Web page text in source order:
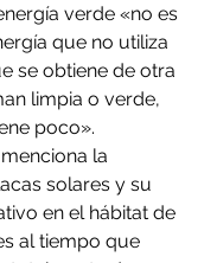
verde «no es
que no utiliza
se obtiene de otra
limpia o verde,
poco».
la
solares y su
en el hábitat de
al tiempo que